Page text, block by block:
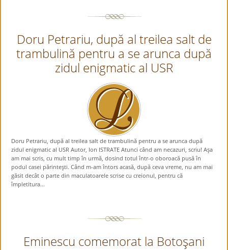
Doru Petrariu, după al treilea salt de
trambulină pentru a se arunca după
zidul enigmatic al USR
Doru Petrariu, după al treilea salt de trambulină pentru a se arunca după
zidul enigmatic al USR Autor, Ion ISTRATE Atunci când am necazuri, scriu! Aşa
am mai scris, cu mult timp în urmă, dosind totul într-o oboroacă pusă în
podul casei părinteşti. Când m-am întors acasă, după ceva vreme, nu am mai
găsit decât o parte din maculatoarele scrise cu creionul, pentru că
împletitura...
Eminescu comemorat la Botoşani